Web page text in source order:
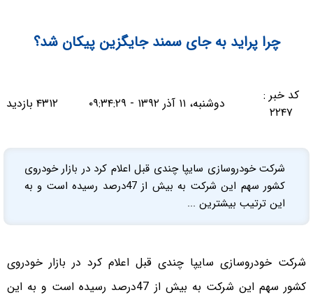
چرا پراید به جای سمند جایگزین پیکان شد؟
کد خبر :
۲۲۴۷
دوشنبه، ۱۱ آذر ۱۳۹۲ - ۰۹:۳۴:۲۹ ۴۳۱۲ بازدید
شرکت خودروسازی سایپا چندی قبل اعلام کرد در بازار خودروی
کشور سهم این شرکت به بیش از 47درصد رسیده است و به
این ترتیب بیشترین ...
شرکت خودروسازی سایپا چندی قبل اعلام کرد در بازار خودروی
کشور سهم این شرکت به بیش از 47درصد رسیده است و به این